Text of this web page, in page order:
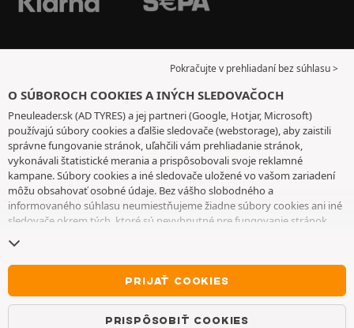
Pokračujte v prehliadaní bez súhlasu >
O SÚBOROCH COOKIES A INÝCH SLEDOVAČOCH
Pneuleader.sk (AD TYRES) a jej partneri (Google, Hotjar, Microsoft)
používajú súbory cookies a ďalšie sledovače (webstorage), aby zaistili
správne fungovanie stránok, uľahčili vám prehliadanie stránok,
vykonávali štatistické merania a prispôsobovali svoje reklamné
kampane. Súbory cookies a iné sledovače uložené vo vašom zariadení
môžu obsahovať osobné údaje. Bez vášho slobodného a
informovaného súhlasu neumiestňujeme žiadne súbory cookies ani iné
sledovače okrem tých, ktoré sú nevyhnutné pre fungovanie stránok.
odvolať tak, že prejdete na
rozhodnúť pokračovať v prehliadaní bez súhlasu s ukladaním súborov
cookies alebo iných sledovačov. Ich odmietnutie nebráni prístupu k
službám. Ak chcete získať ďalšie informácie, pozrite sistránku so
súbormi cookies a ďalšími sledovačmi
PRIJAŤ COOKIES
PRISPÔSOBIŤ COOKIES